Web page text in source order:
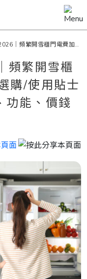
｜頻繁開雪櫃門電費加
頻繁開雪櫃
購/使用貼士
功能、價錢